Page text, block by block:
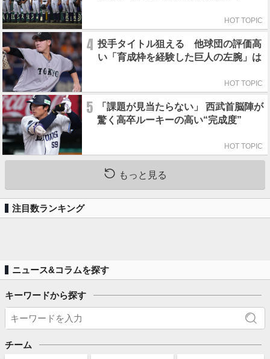
HOT TOPIC
4 投手タイトル狙える 他球団の評価高
い「育成枠を経験した巨人の左腕」は
HOT TOPIC
5
「課題が見当たらない」 西武首脳陣が
驚く高卒ルーキーの高い“完成度”
HOT TOPIC
もっと見る
注目数ランキング
ニュース&コラムを探す
キーワードから探す
チーム